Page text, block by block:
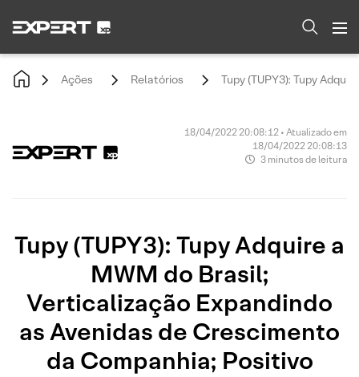
Ações Relatórios Tupy (TUPY3): Tupy
18/04/2022 20:08:12 • Atualizado em
18/04/2022 20:08:13
3 minutos de leitura
Tupy (TUPY3): Tupy Adquire a
MWM do Brasil;
Verticalização Expandindo
as Avenidas de Crescimento
da Companhia; Positivo